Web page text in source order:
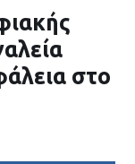
στο